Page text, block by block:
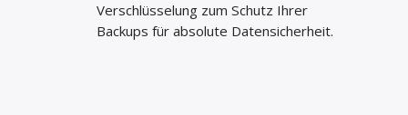
Verschlüsselung zum Schutz Ihrer
Backups für absolute Datensicherheit.